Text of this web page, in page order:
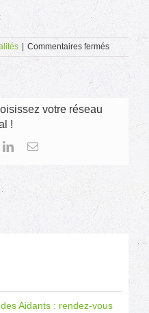
Commentaires ferméssur
La
votre réseau
!
LinkedInEmail
Aidants : rendez-vous